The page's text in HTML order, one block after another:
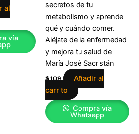
al
vía
secretos de tu
metabolismo y aprende
qué y cuándo comer.
Aléjate de la enfermedad
y mejora tu salud de
María José Sacristán
$109
Añadir al
carrito
Compra vía
Whatsapp